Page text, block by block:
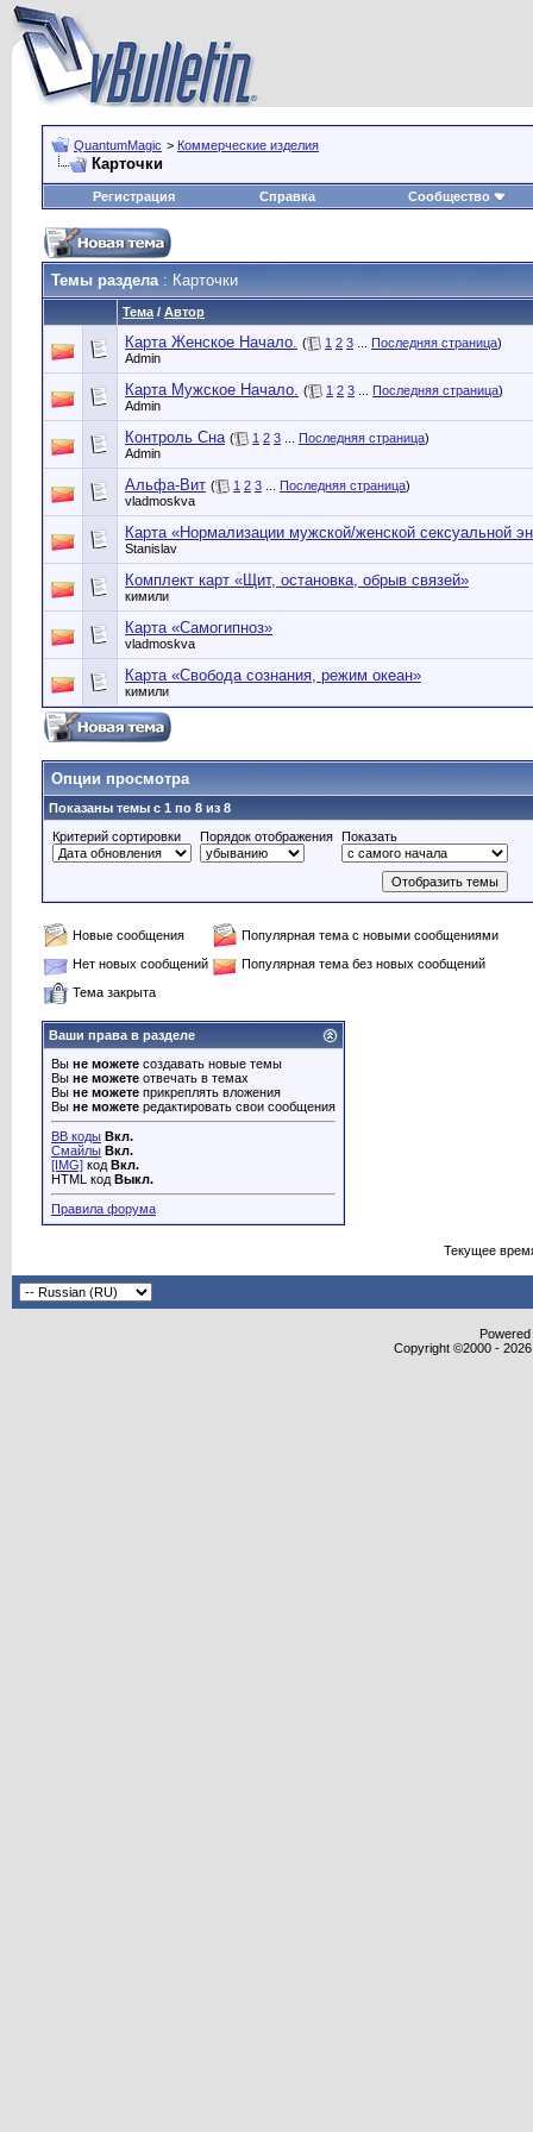
QuantumMagic > Коммерческие изделия
Карточки
Регистрация Справка Сообщество
Темы раздела: Карточки
Тема / Автор
Карта Женское Начало. ( 1 2 3 Последняя страница)
Admin
Карта Мужское Начало. ( 1 2 3 Последняя страница)
Admin
Контроль Сна ( 1 2 3 Последняя страница)
Admin
Альфа-Вит ( 1 2 3 Последняя страница)
vladmoskva
Карта «Нормализации мужской/женской сексуальной
Stanislav
Комплект карт «Щит, остановка, обрыв связей»
кимили
Карта «Самогипноз»
vladmoskva
Карта «Свобода сознания, режим океан»
кимили
Опции просмотра
Показаны темы с 1 по 8 из 8
Критерий сортировки
Порядок отображения Показать
Новые сообщения
Популярная тема с новыми сообщениями
Нет новых сообщений
Популярная тема без новых сообщений
Тема закрыта
Ваши права в разделе
Вы не можете создавать новые темы
Вы не можете отвечать в темах
Вы не можете прикреплять вложения
Вы не можете редактировать свои сообщения
BB коды Вкл.
Смайлы Вкл.
[IMG] код Вкл.
HTML код Выкл.
Правила форума
Текущее
Copyright ©2000 -